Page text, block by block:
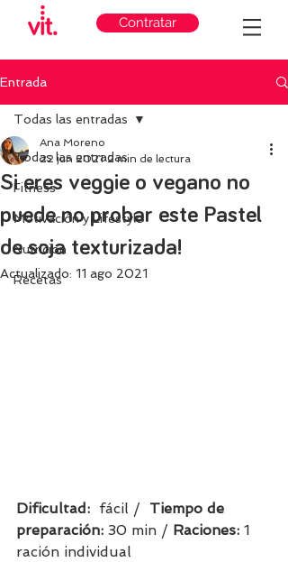
Contratar
Entrada
Todas las entradas
Fitness
Motivación y Lifestyle
Nutricion
Recetas
Todas las entradas
Si eres veggie o vegano no
puede no probar este Pastel
de soja texturizada!
Ana Moreno
22 jun 2021 2 min de lectura
Actualizado: 11 ago 2021
Dificultad: fácil / Tiempo de
preparación: 30 min / Raciones: 1
ración individual